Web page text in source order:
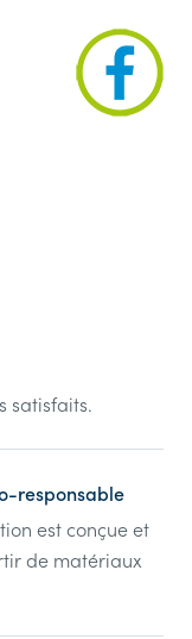
satisfaits.
responsable
est conçue et
de matériaux